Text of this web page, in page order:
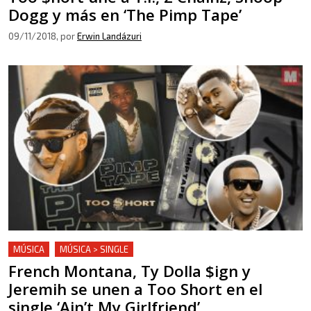
Dogg y más en ‘The Pimp Tape’
09/11/2018, porErwin Landázuri
MÚSICA MÚSICA > SINGLE
French Montana, Ty Dolla $ign y
Jeremih se unen a Too Short en el